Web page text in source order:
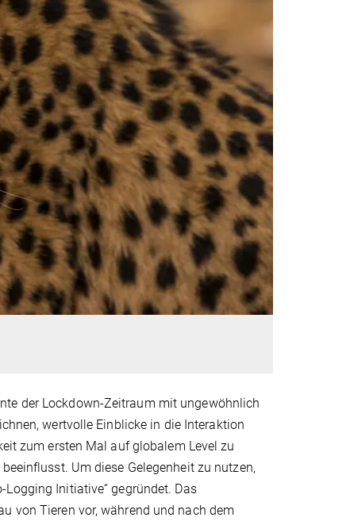
der Lockdown-Zeitraum mit ungewöhnlich
wertvolle Einblicke in die Interaktion
zum ersten Mal auf globalem Level zu
Um diese Gelegenheit zu nutzen,
Logging Initiative“ gegründet. Das
von Tieren vor, während und nach dem